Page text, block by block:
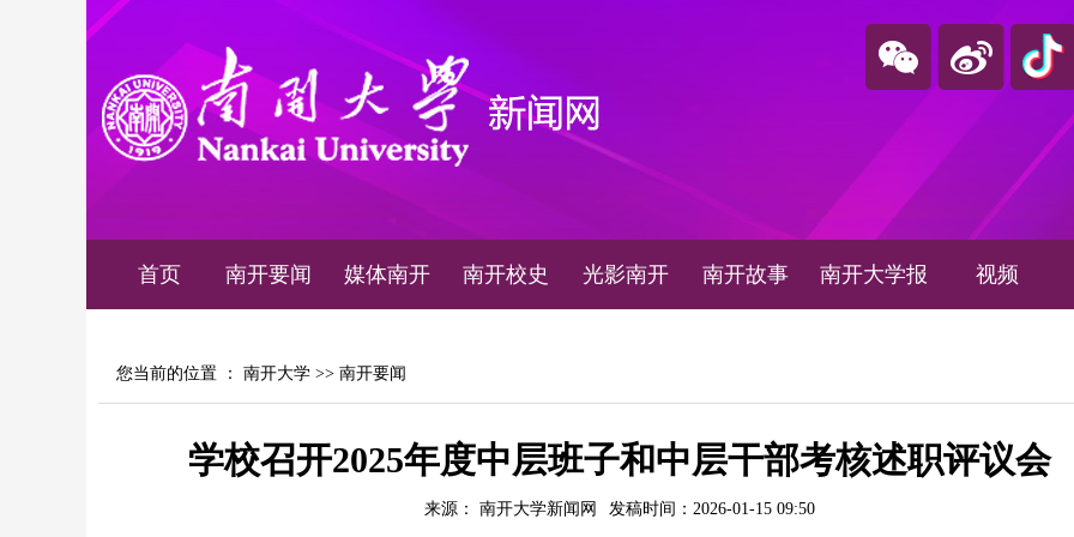
首页 南开要闻 媒体南开 南开校史 光影南开 南开故事 南开大学报 视频
您当前的位置 ： 南开大学 >> 南开要闻
学校召开2025年度中层班子和中层干部考核述职评议会
来源： 南开大学新闻网 发稿时间：2026-01-15 09:50